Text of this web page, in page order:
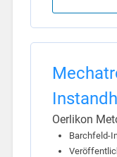
Oerlikon
Barchfeld-